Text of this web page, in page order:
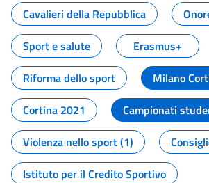
Cavalieri della Repubblica
Sport e salute
Erasmus+
Riforma dello sport
Milano
Cortina 2021
Campionati
Violenza nello sport (1)
Istituto per il Credito Sportivo